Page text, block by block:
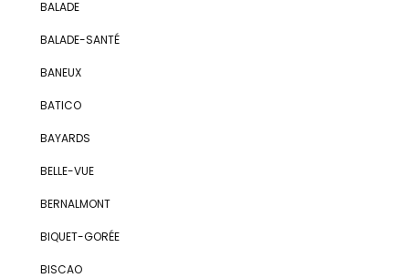
BALADE
BALADE-SANTÉ
BANEUX
BATICO
BAYARDS
BELLE-VUE
BERNALMONT
BIQUET-GORÉE
BISCAO